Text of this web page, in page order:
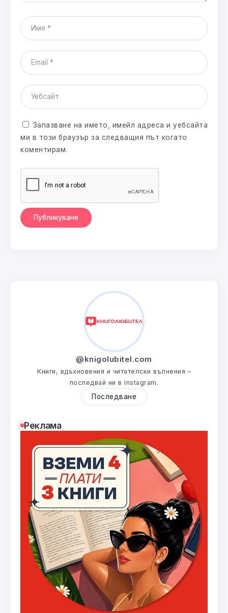
Запазване на името, имейл адреса и уебсайта
ми в този браузър за следващия път когато
коментирам.
@knigolubitel.com
Книги, вдъхновения и читателски вълнения –
последвай ни в Instagram.
Последване
Реклама